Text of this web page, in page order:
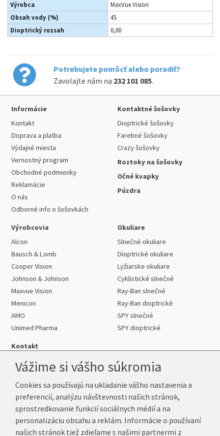
Výrobca
MaxVue Vision
Obsah vody (%)
45
Dioptrický rozsah
0,00
Potrebujete pomôcť alebo poradiť?
Zavolajte nám na 232 101 085.
Informácie
Kontakt
Doprava a platba
Výdajné miesta
Vernostný program
Obchodné podmienky
Reklamácie
O nás
Odborné info o šošovkách
Kontaktné šošovky
Dioptrické šošovky
Farebné šošovky
Crazy šošovky
Roztoky na šošovky
Očné kvapky
Púzdra
Výrobcovia
Alcon
Bausch & Lomb
Cooper Vision
Johnson & Johnson
Maxvue Vision
Menicon
AMO
Unimed Pharma
Okuliare
Slnečné okuliare
Dioptrické okuliare
Lyžiarske okuliare
Cyklistické slnečné
Ray-Ban slnečné
Ray-Ban dioptrické
SPY slnečné
SPY dioptrické
Kontakt
Telefón:+421 222 205 863
E-mail:info@kup-sosovky.sk
Reklamačná adresa
Andrea Votavová
Vážime si vášho súkromia
Cookies sa používajú na ukladanie vášho nastavenia a
preferencií, analýzu návštevnosti našich stránok,
sprostredkovanie funkcií sociálnych médií a na
personalizáciu obsahu a reklám. Informácie o používaní
našich stránok tiež zdieľame s našimi partnermi z